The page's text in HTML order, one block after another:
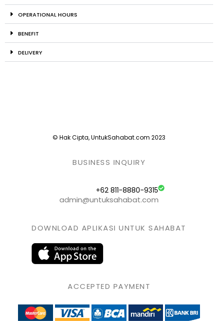
OPERATIONAL HOURS
BENEFIT
DELIVERY
© Hak Cipta, UntukSahabat.com 2023
BUSINESS INQUIRY
+62 811-8880-9315
admin@untuksahabat.com
DOWNLOAD APLIKASI UNTUK SAHABAT
ACCEPTED PAYMENT